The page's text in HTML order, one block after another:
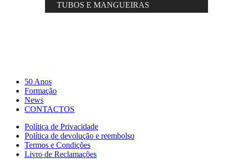
TUBOS E MANGUEIRAS
50 Anos
Formação
News
CONTACTOS
Política de Privacidade
Política de devolução e reembolso
Termos e Condições
Livro de Reclamações